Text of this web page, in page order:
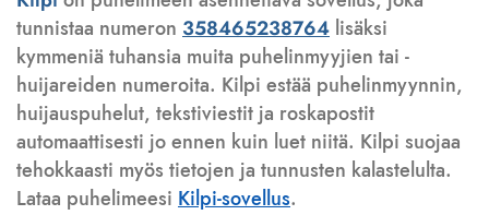
tunnistaa numeron 358465238764 lisäksi
kymmeniä tuhansia muita puhelinmyyjien tai -
huijareiden numeroita. Kilpi estää puhelinmyynnin,
huijauspuhelut, tekstiviestit ja roskapostit
automaattisesti jo ennen kuin luet niitä. Kilpi suojaa
tehokkaasti myös tietojen ja tunnusten kalastelulta.
Lataa puhelimeesi Kilpi-sovellus.